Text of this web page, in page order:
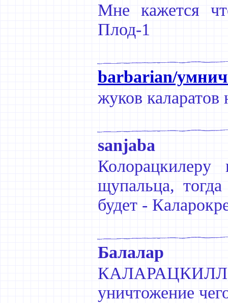
Мне кажется
Плод-1
barbarian/
жуков каларатов
sanjaba
щупальца,
будет -
Балалар
уничтожение